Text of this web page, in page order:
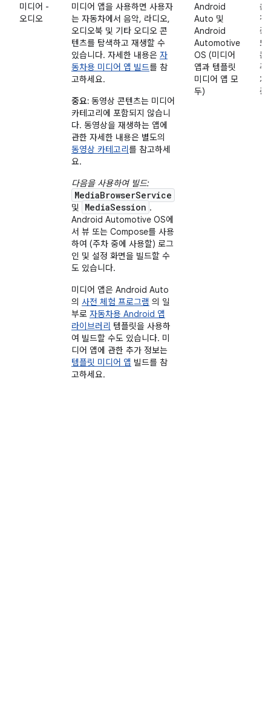
미디어 -
오디오
미디어 앱을 사용하면 사용자
는 자동차에서 음악, 라디오,
오디오북 및 기타 오디오 콘
텐츠를 탐색하고 재생할 수
있습니다. 자세한 내용은 자
동차용 미디어 앱 빌드를 참
고하세요.
중요: 동영상 콘텐츠는 미디어
카테고리에 포함되지 않습니
다. 동영상을 재생하는 앱에
관한 자세한 내용은 별도의
동영상 카테고리를 참고하세
요.
다음을 사용하여 빌드:
MediaBrowserService
및 MediaSession .
Android Automotive OS에
서 뷰 또는 Compose를 사용
하여 (주차 중에 사용할) 로그
인 및 설정 화면을 빌드할 수
도 있습니다.
미디어 앱은 Android Auto
의 사전 체험 프로그램 의 일
부로 자동차용 Android 앱
라이브러리 템플릿을 사용하
여 빌드할 수도 있습니다. 미
디어 앱에 관한 추가 정보는
템플릿 미디어 앱 빌드를 참
고하세요.
Android
Auto 및
Android
Automotive
OS (미디어
앱과 템플릿
미디어 앱 모
두)
운
전
중
또
는
주
차
중